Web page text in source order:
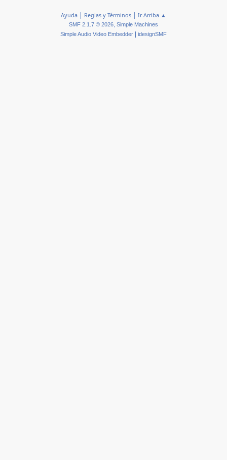
Ayuda | Reglas y Términos | Ir Arriba ▲
SMF 2.1.7 © 2026, Simple Machines
Simple Audio Video Embedder
idesignSMF